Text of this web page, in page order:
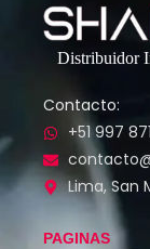
Distribuidor
Contacto:
+51 997
Lima, San
PAGINAS